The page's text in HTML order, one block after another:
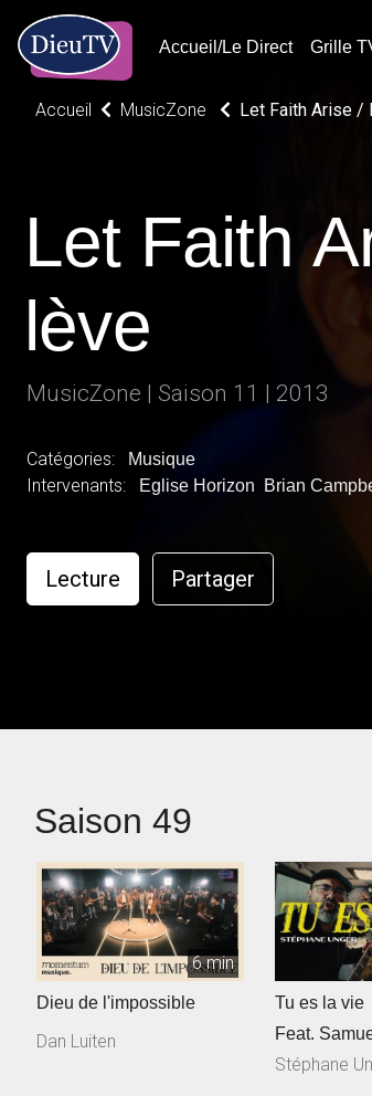
Accueil/Le Direct Grille
Accueil MusicZone Let Faith Arise /
Let Faith
lève
MusicZone | Saison 11 | 2013
Catégories: Musique
Intervenants: Eglise Horizon Brian
Lecture Partager
Saison 49
6 min
Dieu de l'impossible
Dan Luiten
Tu es la vie
Feat.
Stéphane